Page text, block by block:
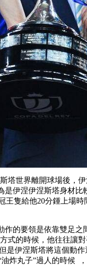
斯塔世界離開球場後
是伊涅伊涅斯塔身
。冠王隻給他20分鍾
的要領是依靠雙足之間
時候 ，他往往讓對
但是伊涅斯塔將這個
炸丸子”過人的時候  